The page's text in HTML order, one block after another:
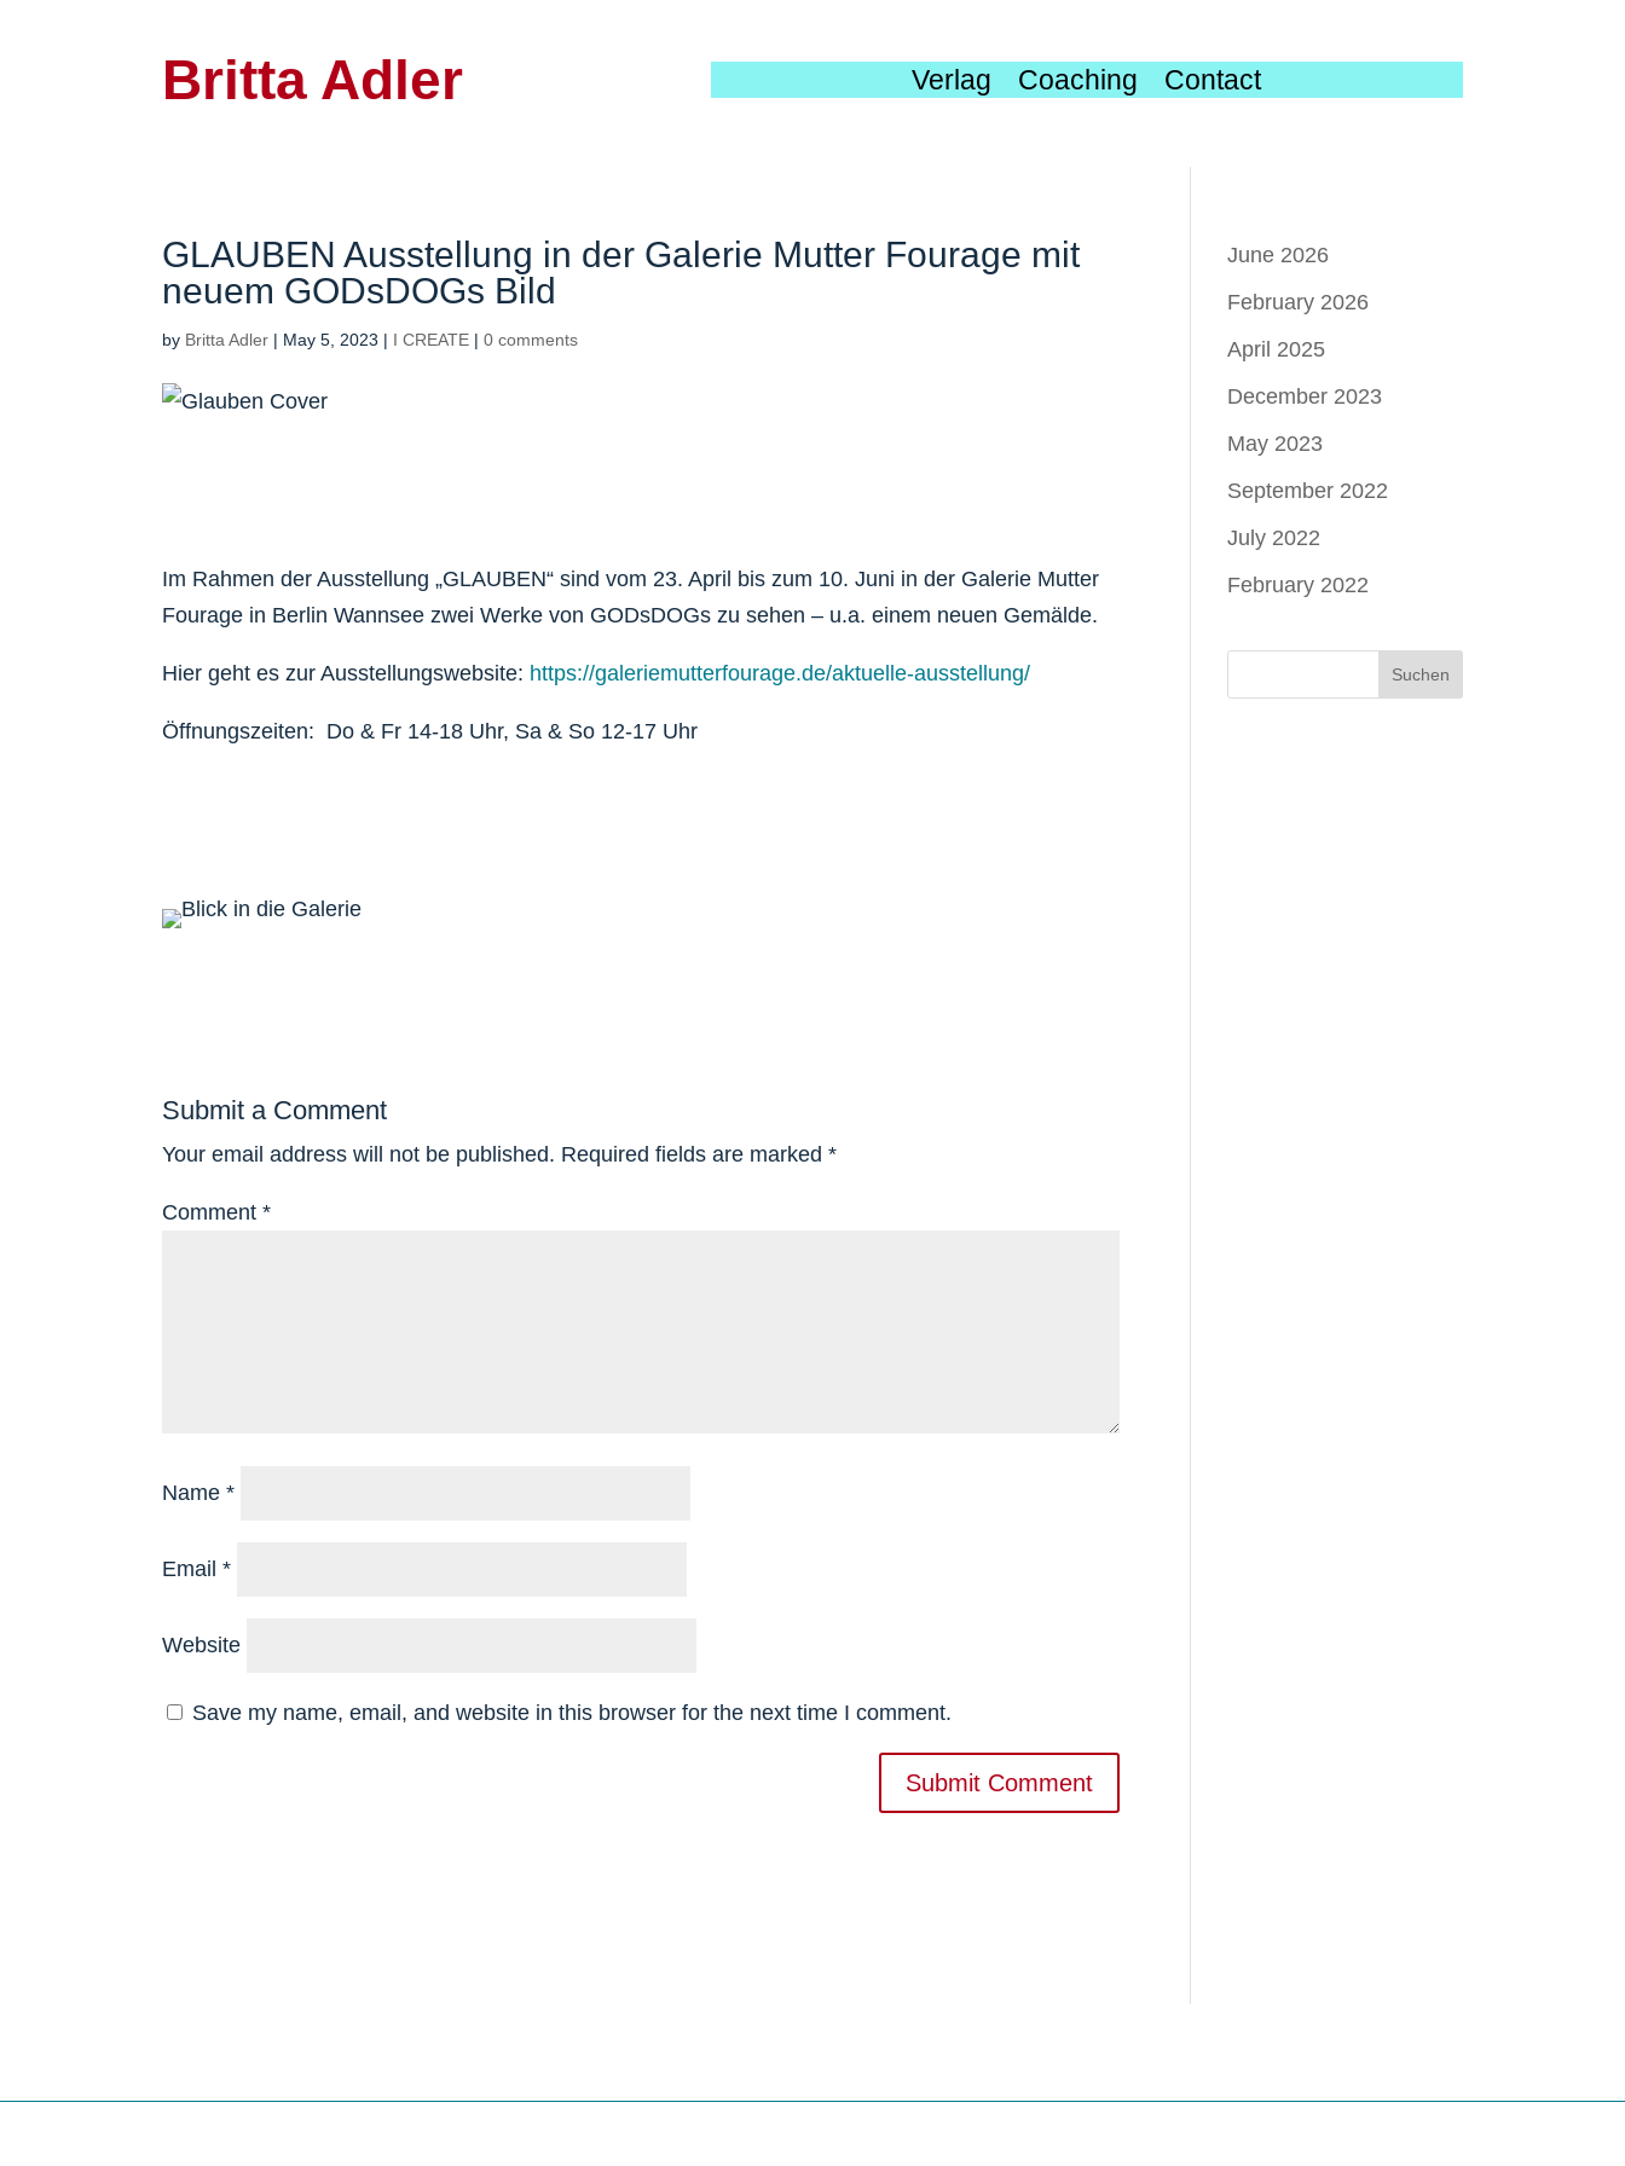
Britta Adler Verlag Coaching Contact
GLAUBEN Ausstellung in der Galerie Mutter Fourage mit
neuem GODsDOGs Bild
by Britta Adler | May 5, 2023 | I CREATE |0 comments
Im Rahmen der Ausstellung „GLAUBEN“ sind vom 23. April bis zum 10. Juni in der Galerie Mutter
Fourage in Berlin Wannsee zwei Werke von GODsDOGs zu sehen– u.a. einem neuen Gemälde.
Hier geht es zur Ausstellungswebsite: https://galeriemutterfourage.de/aktuelle-ausstellung/
Öffnungszeiten: Do & Fr 14-18 Uhr, Sa & So 12-17 Uhr
Submit a Comment
Your email address will not be published. Required fields are marked*
Comment*
Name*
Email*
Website
Save my name, email, and website in this browser for the next time I comment.
June 2026
February 2026
April 2025
December 2023
May 2023
September 2022
July 2022
February 2022
Suchen